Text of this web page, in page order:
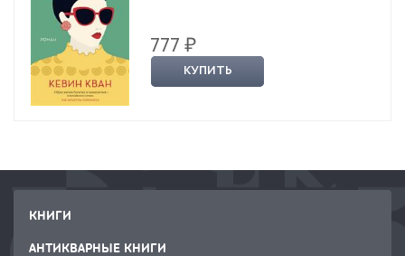
777 ₽
КУПИТЬ
КНИГИ
АНТИКВАРНЫЕ КНИГИ